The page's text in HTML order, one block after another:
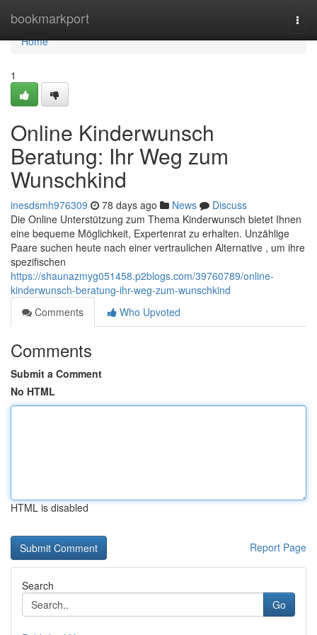
bookmarkport
Home
Home
1
Online Kinderwunsch
Beratung: Ihr Weg zum
Wunschkind
inesdsmh976309 78 days ago News
Discuss
Die Online Unterstützung zum Thema Kinderwunsch bietet Ihnen
eine bequeme Möglichkeit, Expertenrat zu erhalten. Unzählige
Paare suchen heute nach einer vertraulichen Alternative , um ihre
spezifischen
https://shaunazmyg051458.p2blogs.com/39760789/online-
kinderwunsch-beratung-ihr-weg-zum-wunschkind
Comments
Who Upvoted
Comments
Submit a Comment
No HTML
HTML is disabled
Report Page
Search
Go